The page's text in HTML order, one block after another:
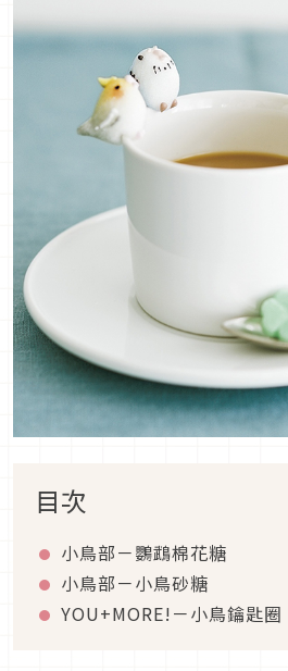
目次
小鳥部－鸚鵡棉花糖
小鳥部－小鳥砂糖
YOU+MORE!－小鳥鑰匙圈